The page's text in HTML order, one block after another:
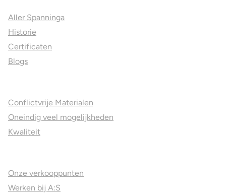
Aller Spanninga
Historie
Certificaten
Blogs
Conflictvrije Materialen
Oneindig veel mogelijkheden
Kwaliteit
Onze verkooppunten
Werken bij A:S